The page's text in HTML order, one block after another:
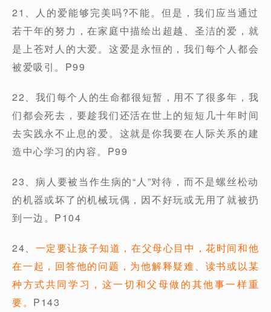
21、人的爱能够完美吗?不能。但是，我们应当通过
若干年的努力，在家庭中描绘出超越、圣洁的爱，就
是上苍对人的大爱。这爱是永恒的，我们每个人都会
被爱吸引。P99
22、我们每个人的生命都很短暂，用不了很多年，我
们都会死去，要趁我们还活在世上的短短几十年时间
去实践永不止息的爱。这就是你我要在人际关系的建
造中心学习的内容。P99
23、病人要被当作生病的“人”对待，而不是螺丝松动
的机器或坏了的机械玩偶，因不好玩或无用了就被扔
到一边。P104
24、 一定要让孩子知道，在父母心目中，花时间和他
在一起，回答他的问题，为他解释疑难、读书或以某
种方式共同学习，这一切和父母做的其他事一样重
要。 P143